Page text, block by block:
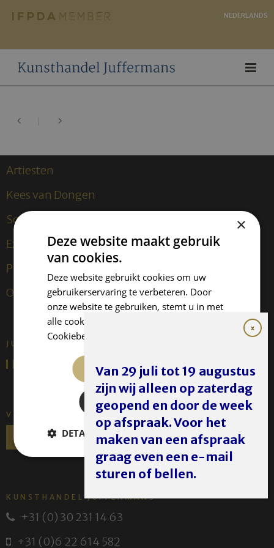
NEDERLANDS
Artiesten
Kees van Dongen
Sculpturen
Exposities
Publicaties
Over ons
JUFFERMANS FINE ART IS:
VOLG ONS
KUNSTHANDEL JUFFERMANS
+31 (0) 30 231 14 63
+31 (0)6 22 614 582
Van 29 juli tot 19 augustus
zijn wij alleen op zaterdag
geopend en door de week
op afspraak. Voor het
maken van een afspraak
graag even een e-mail
sturen of bellen.
×
Deze website maakt gebruik
van cookies.
Deze website gebruikt cookies om uw
gebruikerservaring te verbeteren. Door
onze website te gebruiken, stemt u in met
alle cookies in overeenstemming met ons
Cookiebeleid.
ALLES ACCEPTEREN
ALLES AFWIJZEN
DETAILS WEERGEVEN